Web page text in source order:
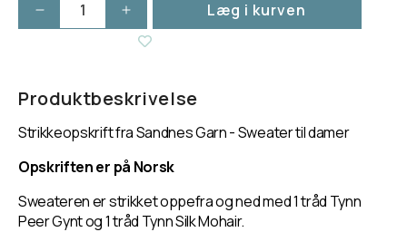
Reducer
strikkeopskrift
NR.
-
Sweater
Øg
antallet
strikkeopskrift
NR.
-
Sweater
Læg i kurven
Produktbeskrivelse
Strikkeopskrift fra Sandnes Garn - Sweater til damer
Opskriften er på Norsk
Sweateren er strikket oppefra og ned med 1 tråd Tynn
Peer Gynt og 1 tråd Tynn Silk Mohair.